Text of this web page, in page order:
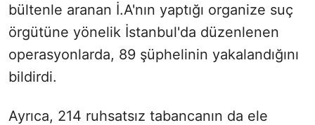
bültenle aranan İ.A'nın yaptığı organize suç
örgütüne yönelik İstanbul'da düzenlenen
operasyonlarda, 89 şüphelinin yakalandığını
bildirdi.
Ayrıca, 214 ruhsatsız tabancanın da ele